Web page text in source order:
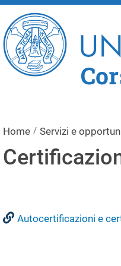
Home Servizi e
Autocertificazioni e